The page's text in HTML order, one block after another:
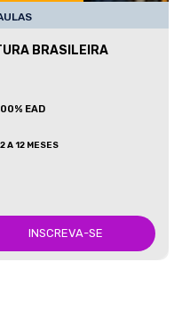
BRASILEIRA
EAD
2 A 12 MESES
INSCREVA-SE